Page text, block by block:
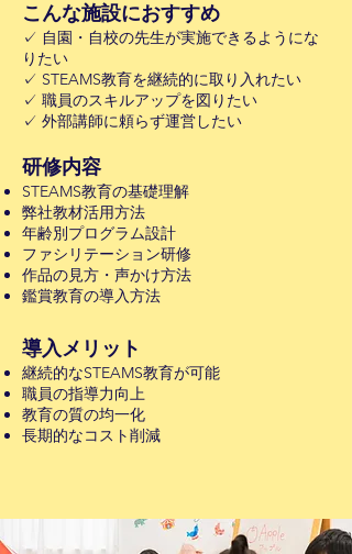
こんな施設におすすめ
✓ 自園・自校の先生が実施できるようにな
りたい
✓ STEAMS教育を継続的に取り入れたい
✓ 職員のスキルアップを図りたい
✓ 外部講師に頼らず運営したい
研修内容
STEAMS教育の基礎理解
弊社教材活用方法
年齢別プログラム設計
ファシリテーション研修
作品の見方・声かけ方法
鑑賞教育の導入方法
導入メリット
継続的なSTEAMS教育が可能
職員の指導力向上
教育の質の均一化
長期的なコスト削減